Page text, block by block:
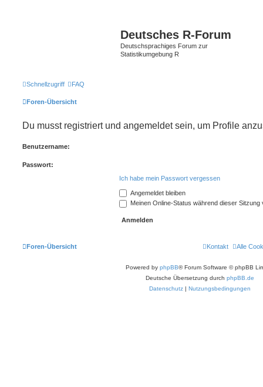
Deutsches R-Forum
Deutschsprachiges Forum zur
Statistikumgebung R
Schnellzugriff FAQ
Foren-Übersicht
Du musst registriert und angemeldet sein, um Profile
Benutzername:
Passwort:
Ich habe mein Passwort vergessen
Angemeldet bleiben
Meinen Online-Status während dieser Sitzung
Foren-Übersicht Alle
Kontakt
Powered by phpBB® Forum Software © phpBB
Deutsche Übersetzung durch phpBB.de
Datenschutz | Nutzungsbedingungen